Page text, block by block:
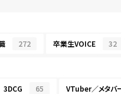
272 卒業生VOICE 32
3DCG 65 VTuber／メタバ